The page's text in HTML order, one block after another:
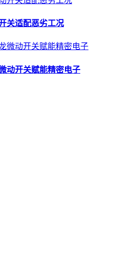
关适配恶劣工况
动开关赋能精密电子